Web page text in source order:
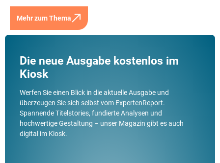
Mehr zum Thema
Die neue Ausgabe kostenlos im
Kiosk
Werfen Sie einen Blick in die aktuelle Ausgabe und
überzeugen Sie sich selbst vom ExpertenReport.
Spannende Titelstories, fundierte Analysen und
hochwertige Gestaltung – unser Magazin gibt es auch
digital im Kiosk.